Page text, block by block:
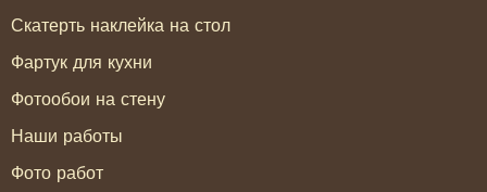
Скатерть наклейка на стол
Фартук для кухни
Фотообои на стену
Наши работы
Фото работ